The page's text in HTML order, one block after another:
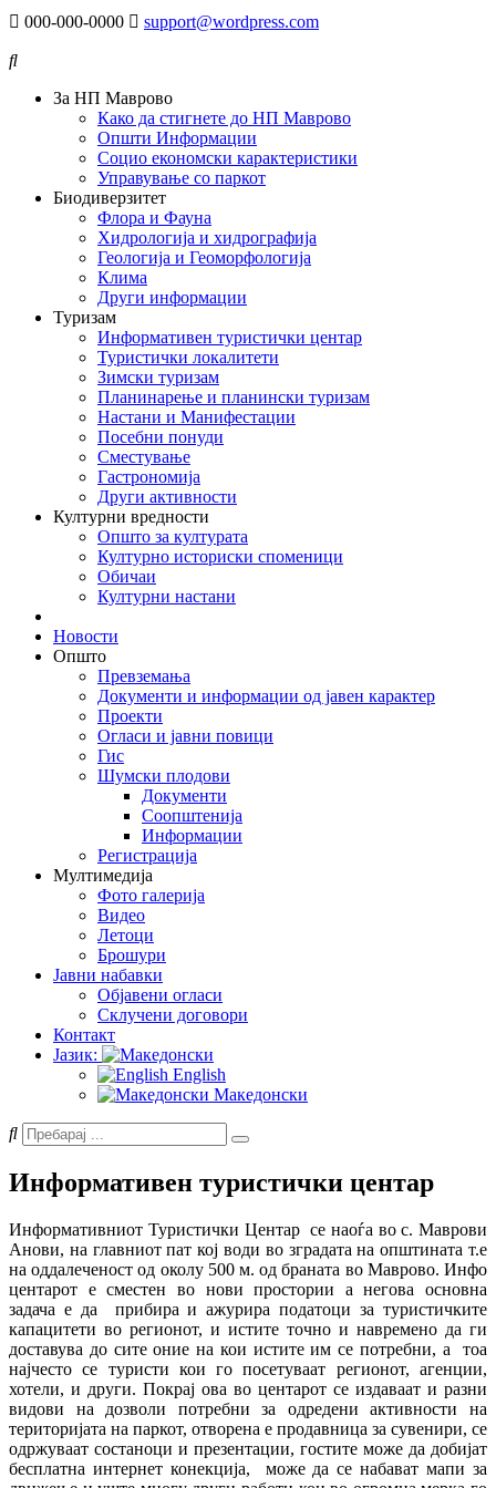
000-000-0000 support@wordpress.com
За НП Маврово
Како да стигнете до НП Маврово
Општи Информации
Социо економски карактеристики
Управување со паркот
Биодиверзитет
Флора и Фауна
Хидрологија и хидрографија
Геологија и Геоморфологија
Клима
Други информации
Туризам
Информативен туристички центар
Туристички локалитети
Зимски туризам
Планинарење и планински туризам
Настани и Манифестации
Посебни понуди
Сместување
Гастрономија
Други активности
Културни вредности
Општо за културата
Културно историски споменици
Обичаи
Културни настани
Новости
Општо
Превземања
Документи и информации од јавен карактер
Проекти
Огласи и јавни повици
Гис
Шумски плодови
Документи
Соопштенија
Информации
Регистрација
Мултимедија
Фото галерија
Видео
Летоци
Брошури
Јавни набавки
Објавени огласи
Склучени договори
Контакт
Јазик:
English
Македонски
Информативен туристички центар
Информативниот Туристички Центар се наоѓа во с. Маврови
Анови, на главниот пат кој води во зградата на општината т.е
на оддалеченост од околу 500 м. од браната во Маврово. Инфо
центарот е сместен во нови простории а негова основна
задача е да прибира и ажурира податоци за туристичките
капацитети во регионот, и истите точно и навремено да ги
доставува до сите оние на кои истите им се потребни, а тоа
најчесто се туристи кои го посетуваат регионот, агенции,
хотели, и други. Покрај ова во центарот се издаваат и разни
видови на дозволи потребни за одредени активности на
територијата на паркот, отворена е продавница за сувенири, се
одржуваат состаноци и презентации, гостите може да добијат
бесплатна интернет конекција, може да се набават мапи за